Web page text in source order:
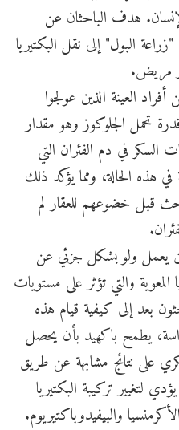
هدف الباحثان عن
البول" إلى نقل البكتيريا
مريض.
العينة الذين عولجوا
تحمل الجلوكوز وهو مقدار
السكر في دم الفئران التي
هذه الحالة، ومما يؤكد ذلك
قبل خضوعهم للعقار لم
يعمل ولو بشكل جزئي عن
والتي تؤثر على مستويات
بعد إلى كيفية قيام هذه
يطمح باكهيد بأن يحصل
على نتائج مشابهة عن طريق
لتغيير تركيبة البكتيريا
والبيفيدوباكتيريوم.